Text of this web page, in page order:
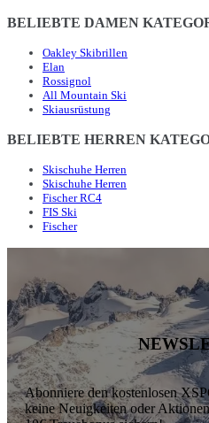
BELIEBTE DAMEN
Oakley Skibrillen
Elan
Rossignol
All Mountain Ski
Skiausrüstung
BELIEBTE HERREN
Skischuhe Herren
Skischuhe Herren
Fischer RC4
FIS Ski
Fischer
Abonniere den kostenlosen
keine Neuigkeiten oder